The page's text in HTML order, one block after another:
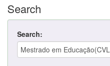
Search
Search: